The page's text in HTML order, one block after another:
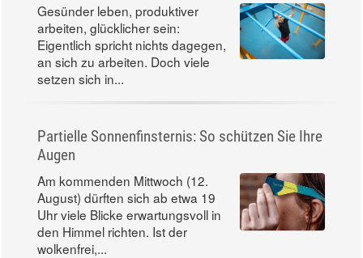
Gesünder leben, produktiver
arbeiten, glücklicher sein:
Eigentlich spricht nichts dagegen,
an sich zu arbeiten. Doch viele
setzen sich in...
Partielle Sonnenfinsternis: So schützen Sie Ihre
Augen
Am kommenden Mittwoch (12.
August) dürften sich ab etwa 19
Uhr viele Blicke erwartungsvoll in
den Himmel richten. Ist der
wolkenfrei,...